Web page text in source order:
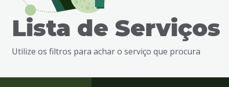
busca
Ir
Lista de Serviços
Utilize os filtros para achar o serviço que procura